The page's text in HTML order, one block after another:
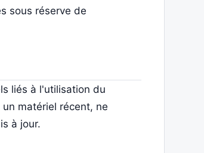
sous réserve de
liés à l'utilisation du
matériel récent, ne
à jour.